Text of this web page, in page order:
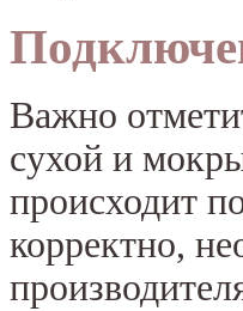
Важно
сухой и
происходит
корректно,